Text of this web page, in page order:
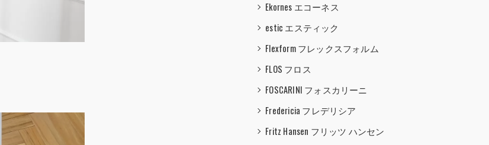
Ekornes エコーネス
estic エスティック
Flexform フレックスフォルム
FLOS フロス
FOSCARINI フォスカリーニ
Fredericia フレデリシア
Fritz Hansen フリッツ ハンセン